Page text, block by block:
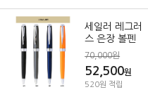
세일러 레그러
스 은장 볼펜
70,000원
52,500원
520원 적립